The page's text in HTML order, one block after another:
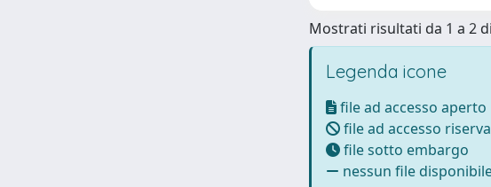
Mostrati risultati da 1 a 2
Legenda icone
file ad accesso aperto
file ad accesso
file sotto embargo
nessun file